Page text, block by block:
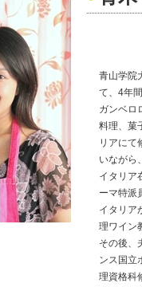
青山学院
て、4年
ガンベロ
料理、菓
リアにて
いながら
イタリア
ーマ特派
イタリア
理ワイン
その後、
ンス国立
理資格科